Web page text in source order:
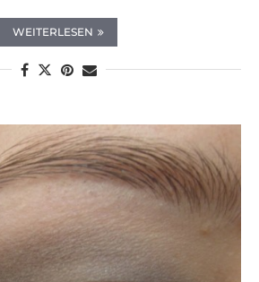
WEITERLESEN